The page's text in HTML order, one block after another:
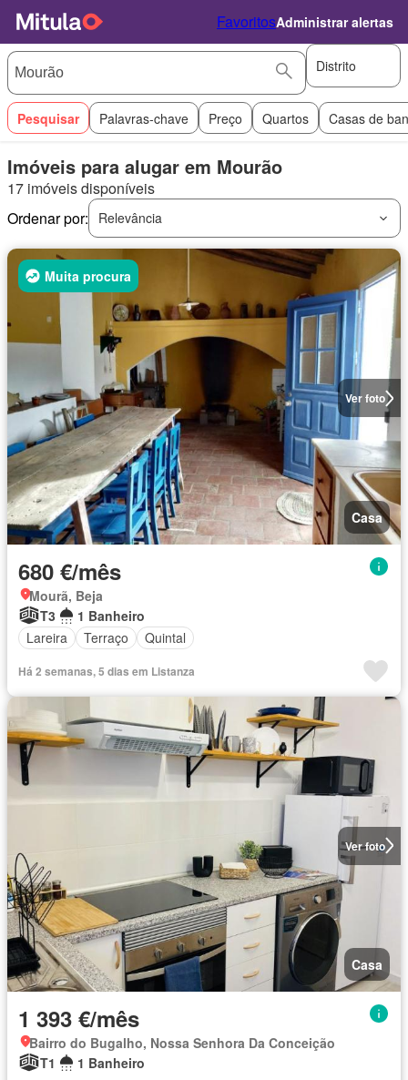
FavoritosAdministrar alertas
Distrito
Pesquisar Palavras-chave Preço Quartos Casas de
Imóveis para alugar em Mourão
17 imóveis disponíveis
Ordenar por:
Relevância
Ver foto
Muita procura
Casa
680 €/mês
Mourã, Beja
T3
1 Banheiro
Lareira
Terraço Quintal
Há 2 semanas, 5 dias em Listanza
Ver foto
Casa
1 393 €/mês
Bairro do Bugalho, Nossa Senhora Da Conceição
T1
1 Banheiro